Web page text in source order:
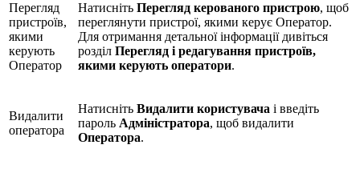
Перегляд
пристроїв,
якими
керують
Оператор
Натисніть Перегляд керованого пристрою, щоб
переглянути пристрої, якими керує Оператор.
Для отримання детальної інформації дивіться
розділ Перегляд і редагування пристроїв,
якими керують оператори.
Видалити
оператора
Натисніть Видалити користувача і введіть
пароль Адміністратора, щоб видалити
Оператора.